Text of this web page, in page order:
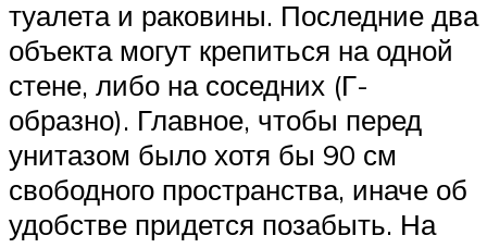
туалета и раковины. Последние два
объекта могут крепиться на одной
стене, либо на соседних (Г-
образно). Главное, чтобы перед
унитазом было хотя бы 90 см
свободного пространства, иначе об
удобстве придется позабыть. На